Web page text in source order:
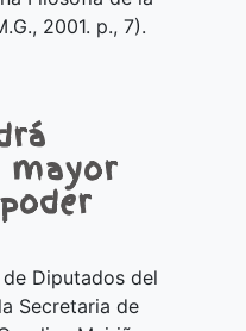
2001. p., 7).
mayor
Diputados del
Secretaria de